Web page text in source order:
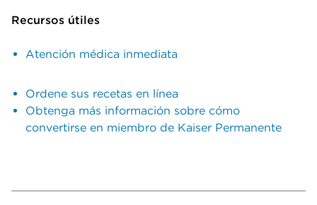
Recursos útiles
Atención médica inmediata
Ordene sus recetas en línea
Obtenga más información sobre cómo
convertirse en miembro de Kaiser Permanente